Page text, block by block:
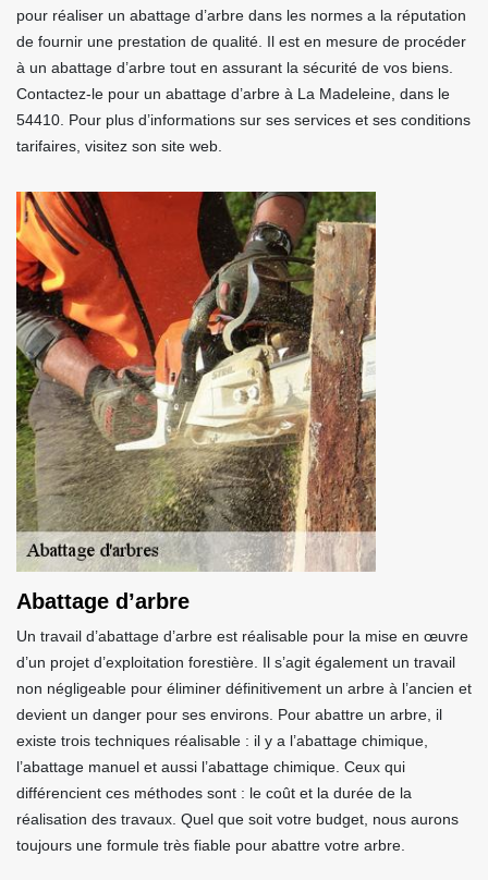
pour réaliser un abattage d’arbre dans les normes a la réputation
de fournir une prestation de qualité. Il est en mesure de procéder
à un abattage d’arbre tout en assurant la sécurité de vos biens.
Contactez-le pour un abattage d’arbre à La Madeleine, dans le
54410. Pour plus d’informations sur ses services et ses conditions
tarifaires, visitez son site web.
Abattage d’arbre
Un travail d’abattage d’arbre est réalisable pour la mise en œuvre
d’un projet d’exploitation forestière. Il s’agit également un travail
non négligeable pour éliminer définitivement un arbre à l’ancien et
devient un danger pour ses environs. Pour abattre un arbre, il
existe trois techniques réalisable : il y a l’abattage chimique,
l’abattage manuel et aussi l’abattage chimique. Ceux qui
différencient ces méthodes sont : le coût et la durée de la
réalisation des travaux. Quel que soit votre budget, nous aurons
toujours une formule très fiable pour abattre votre arbre.